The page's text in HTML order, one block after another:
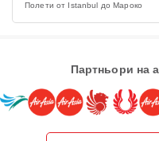
Полети от Istanbul до Мароко
Партньори на